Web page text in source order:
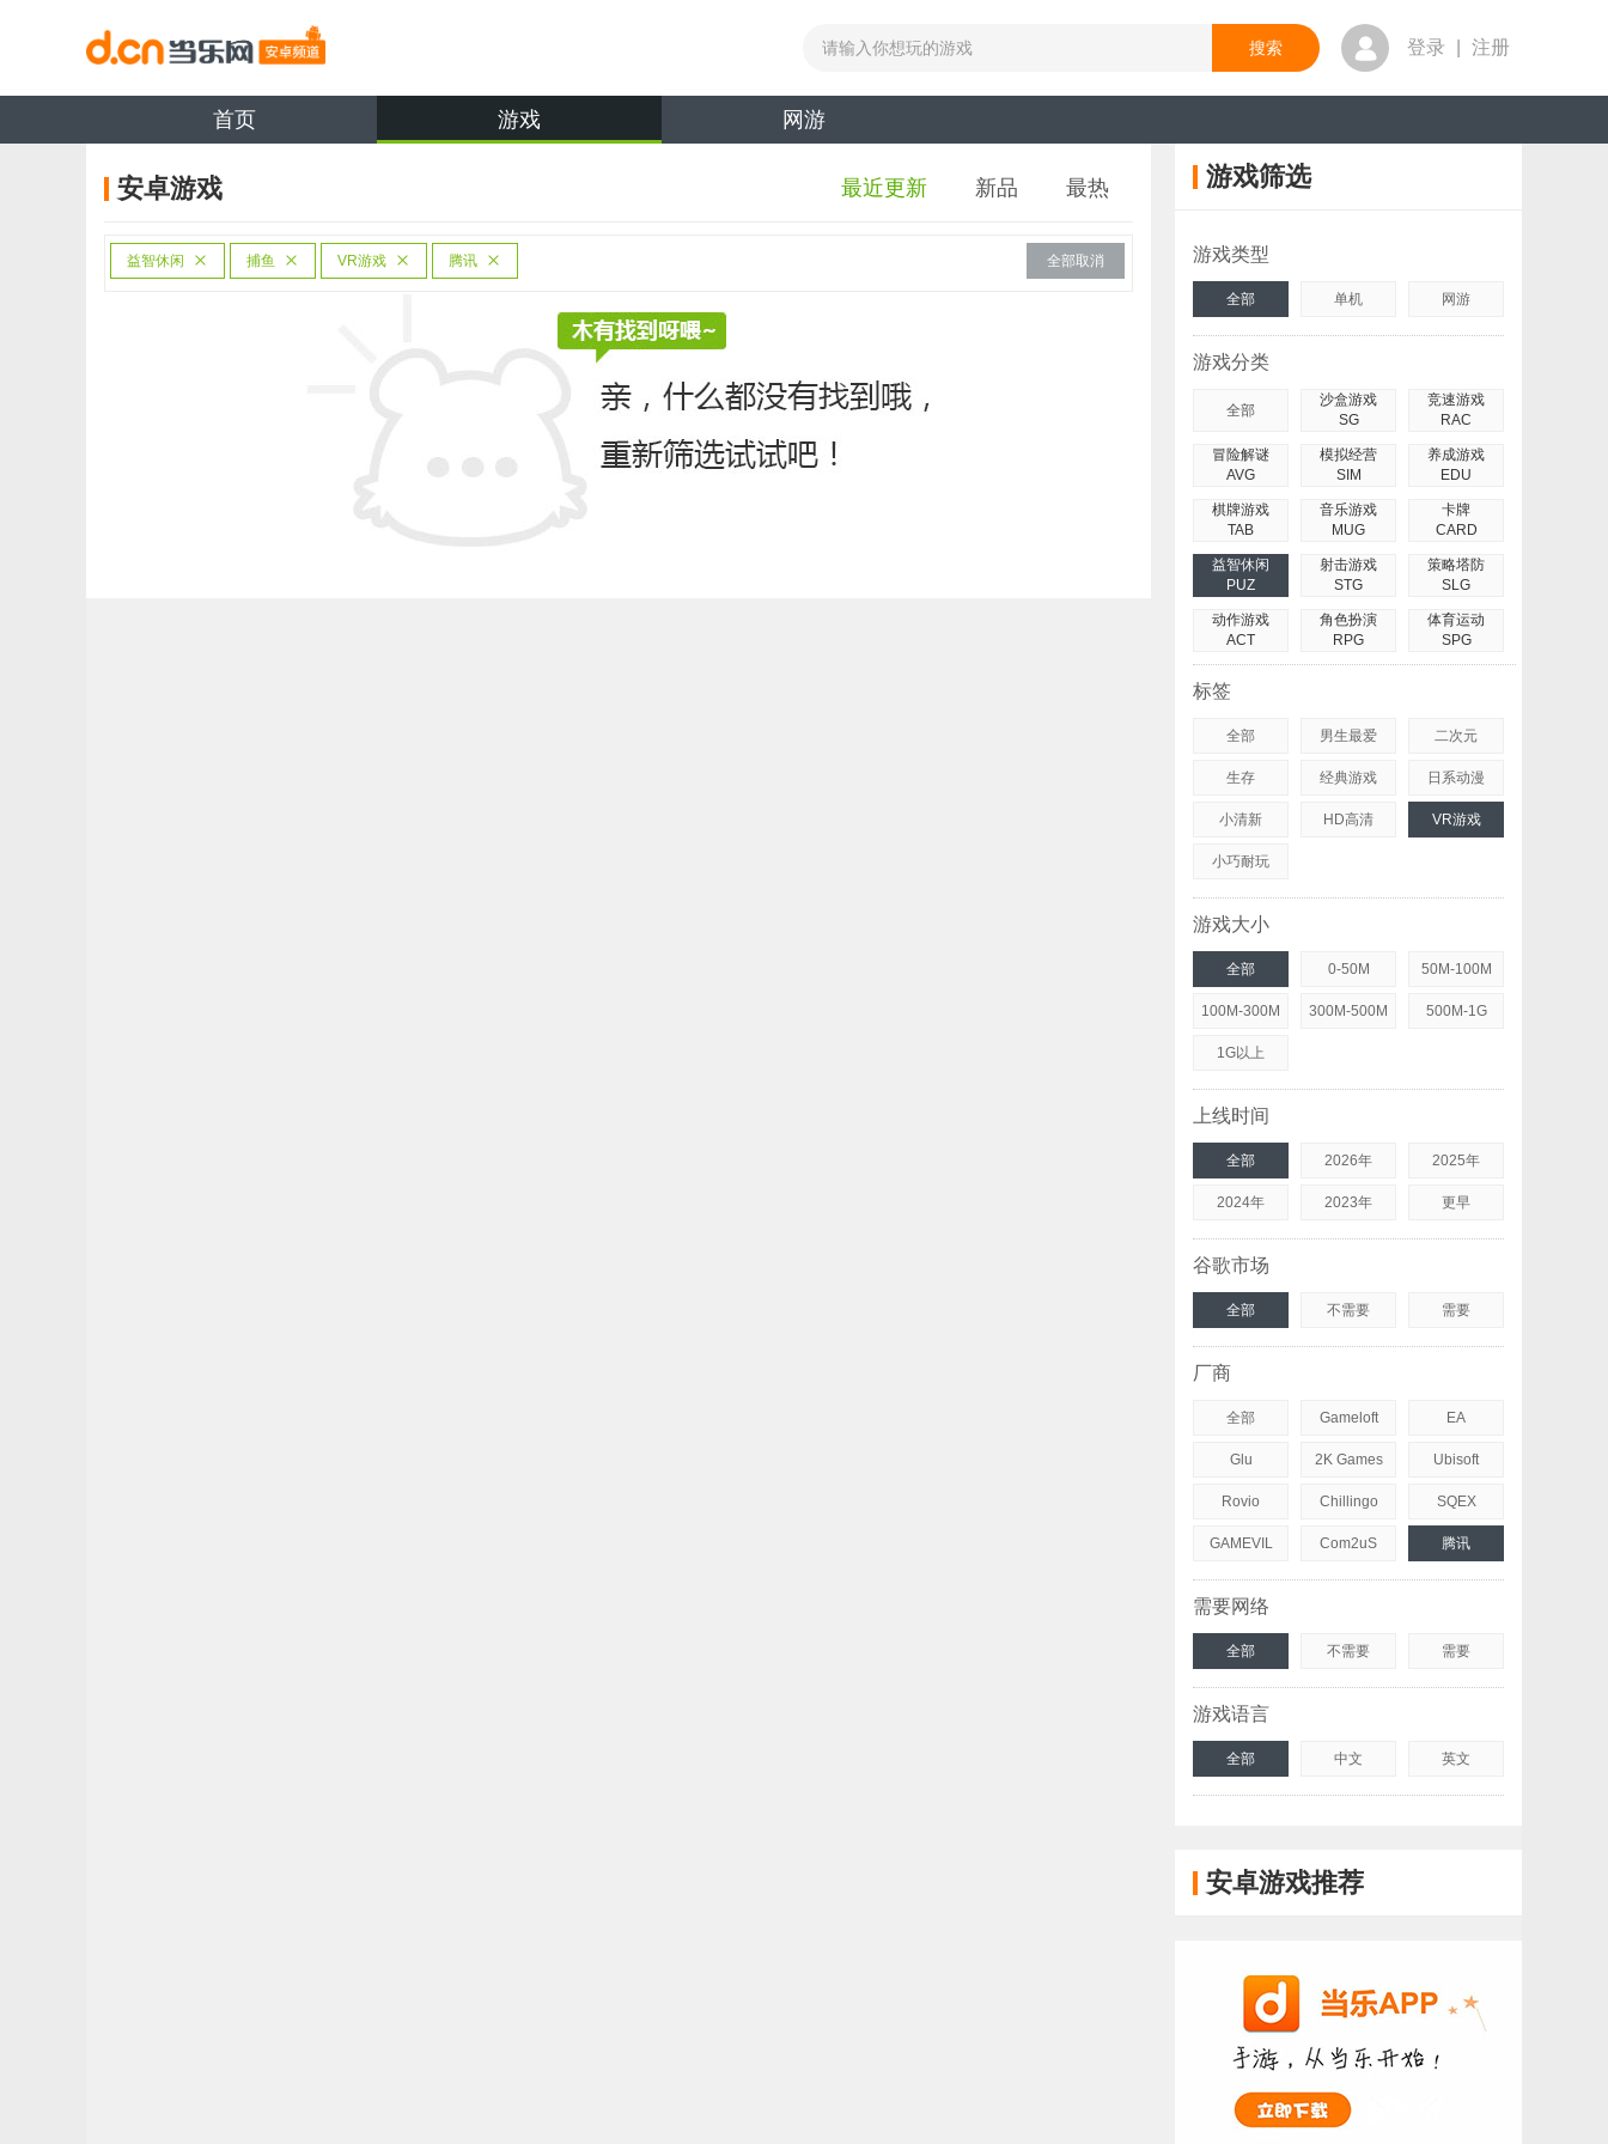
登录 注册
首页 游戏 网游
安卓游戏 最近更新 新品 最热
益智休闲 捕鱼 VR游戏 腾讯 全部取消
游戏筛选
游戏类型
全部 单机 网游
游戏分类
全部
沙盒游戏
SG
竞速游戏
RAC
冒险解谜
AVG
模拟经营
SIM
养成游戏
EDU
棋牌游戏
TAB
音乐游戏
MUG
卡牌
CARD
益智休闲
PUZ
射击游戏
STG
策略塔防
SLG
动作游戏
ACT
角色扮演
RPG
体育运动
SPG
标签
全部 男生最爱 二次元
生存 经典游戏 日系动漫
小清新 HD高清 VR游戏
小巧耐玩
游戏大小
全部 0-50M 50M-100M
100M-300M 300M-500M 500M-1G
1G以上
上线时间
全部 2026年 2025年
2024年 2023年 更早
谷歌市场
全部 不需要 需要
厂商
全部 Gameloft EA
Glu 2K Games Ubisoft
Rovio Chillingo SQEX
GAMEVIL Com2uS 腾讯
需要网络
全部 不需要 需要
游戏语言
全部 中文 英文
安卓游戏推荐